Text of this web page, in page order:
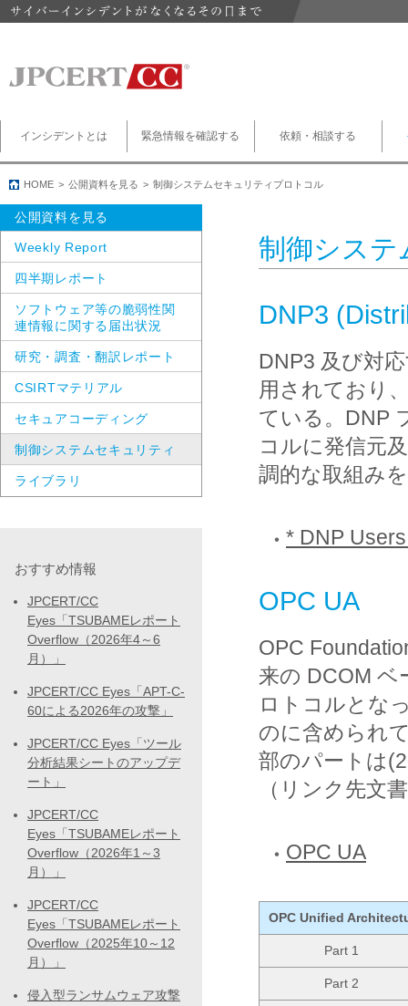
インシデントとは 緊急情報を確認する 依頼・相談する
HOME 公開資料を見る 制御システムセキュリティプロトコル
制御システ
DNP3
DNP3 及び対
用されており
ている。DNP
コルに発信元
調的な取組み
* DNP
OPC UA
OPC
来の DCOM
ロトコルとな
のに含められ
部のパートは
（リンク先文
OPC UA
OPC Unified
Part 1
Part 2
公開資料を見る
Weekly Report
四半期レポート
ソフトウェア等の脆弱性関
連情報に関する届出状況
研究・調査・翻訳レポート
CSIRTマテリアル
セキュアコーディング
制御システムセキュリティ
ライブラリ
おすすめ情報
JPCERT/CC
Eyes「TSUBAMEレポート
Overflow（2026年4～6
月）」
JPCERT/CC Eyes「APT-C-
60による2026年の攻撃」
JPCERT/CC Eyes「ツール
分析結果シートのアップデ
ート」
JPCERT/CC
Eyes「TSUBAMEレポート
Overflow（2026年1～3
月）」
JPCERT/CC
Eyes「TSUBAMEレポート
Overflow（2025年10～12
月）」
侵入型ランサムウェア攻撃